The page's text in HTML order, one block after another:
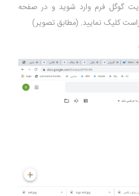
گوگل فرم وارد شوید و در صفحه
کلیک نمایید. (مطابق تصویر)